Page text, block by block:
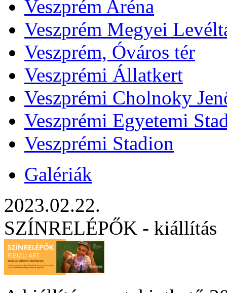
Veszprém Aréna
Veszprém Megyei
Veszprém, Óváros tér
Veszprémi Állatkert
Veszprémi Cholnoky
Veszprémi Egyetemi
Veszprémi Stadion
Galériák
2023.02.22.
SZÍNRELÉPŐK - kiállítás